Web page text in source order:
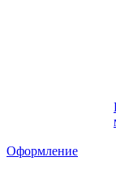
Оформление